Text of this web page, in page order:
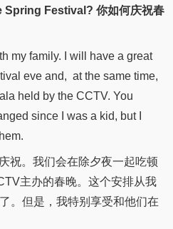
Spring Festival? 你如何庆祝春
my family. I will have a great
eve and, at the same time,
held by the CCTV. You
since I was a kid, but I
祝。我们会在除夕夜一起吃顿
主办的春晚。这个安排从我
。但是，我特别享受和他们在